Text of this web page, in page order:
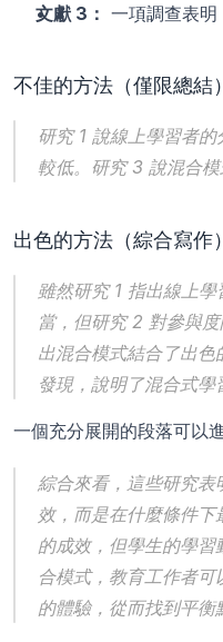
文獻 3： 一項調查表明
不佳的方法（僅限總結
研究 1 說線上學習者
較低。研究 3 說混合模
出色的方法（綜合寫作
雖然研究 1 指出線上
當，但研究 2 對參與
出混合模式結合了出
發現，說明了混合式學
一個充分展開的段落可以
綜合來看，這些研究表
效，而是在什麼條件
的成效，但學生的學
合模式，教育工作者
的體驗，從而找到平衡